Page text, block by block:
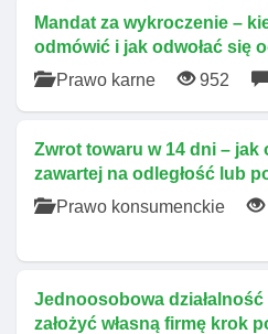
Mandat za wykroczenie –
odmówić i jak odwołać się
Prawo karne
952
Zwrot towaru w 14 dni –
zawartej na odległość lub
Prawo konsumenckie
Jednoosobowa
założyć własną firmę krok